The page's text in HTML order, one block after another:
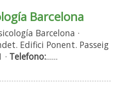
Barcelona
Barcelona ·
Edifici Ponent. Passeig
Telefono:......